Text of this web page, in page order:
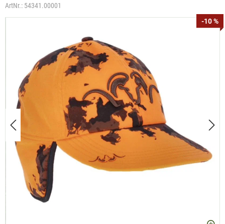
ArtNr.: 54341.00001
-10 %